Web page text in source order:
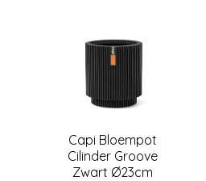
Capi Bloempot
Cilinder Groove
Zwart Ø23cm